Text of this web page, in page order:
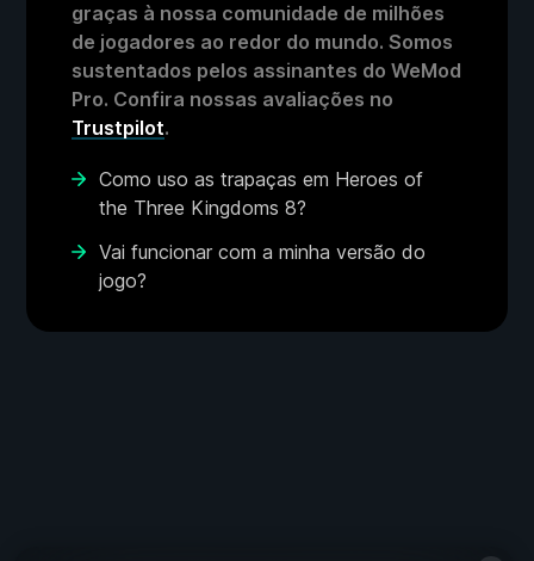
graças à nossa comunidade de milhões
de jogadores ao redor do mundo. Somos
sustentados pelos assinantes do WeMod
Pro. Confira nossas avaliações no
Trustpilot.
Como uso as trapaças em Heroes of
the Three Kingdoms 8?
Vai funcionar com a minha versão do
jogo?